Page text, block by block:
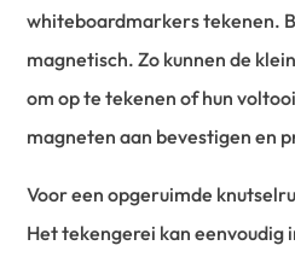
whiteboardmarkers tekenen.
magnetisch. Zo kunnen de
om op te tekenen of hun
magneten aan bevestigen en
Voor een opgeruimde
Het tekengerei kan eenvoudig